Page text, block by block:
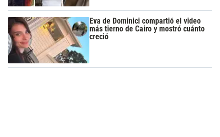
Eva de Dominici compartió el video
más tierno de Cairo y mostró cuánto
creció